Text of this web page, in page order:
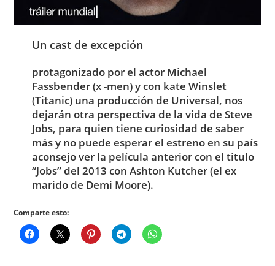
Un cast de excepción
protagonizado por el actor Michael
Fassbender (x -men) y con kate Winslet
(Titanic) una producción de Universal, nos
dejarán otra perspectiva de la vida de Steve
Jobs, para quien tiene curiosidad de saber
más y no puede esperar el estreno en su país
aconsejo ver la película anterior con el titulo
“Jobs” del 2013 con Ashton Kutcher (el ex
marido de Demi Moore).
Comparte esto: